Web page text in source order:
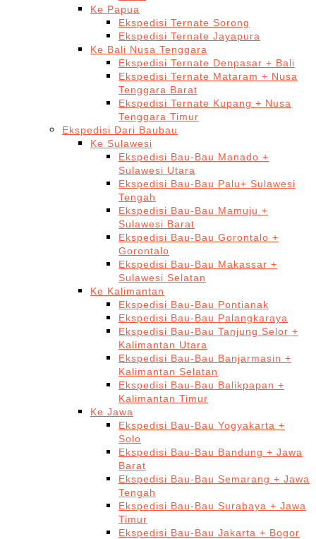
Ke Papua
Ekspedisi Ternate Sorong
Ekspedisi Ternate Jayapura
Ke Bali Nusa Tenggara
Ekspedisi Ternate Denpasar + Bali
Ekspedisi Ternate Mataram + Nusa
Tenggara Barat
Ekspedisi Ternate Kupang + Nusa
Tenggara Timur
Ekspedisi Dari Baubau
Ke Sulawesi
Ekspedisi Bau-Bau Manado +
Sulawesi Utara
Ekspedisi Bau-Bau Palu+ Sulawesi
Tengah
Ekspedisi Bau-Bau Mamuju +
Sulawesi Barat
Ekspedisi Bau-Bau Gorontalo +
Gorontalo
Ekspedisi Bau-Bau Makassar +
Sulawesi Selatan
Ke Kalimantan
Ekspedisi Bau-Bau Pontianak
Ekspedisi Bau-Bau Palangkaraya
Ekspedisi Bau-Bau Tanjung Selor +
Kalimantan Utara
Ekspedisi Bau-Bau Banjarmasin +
Kalimantan Selatan
Ekspedisi Bau-Bau Balikpapan +
Kalimantan Timur
Ke Jawa
Ekspedisi Bau-Bau Yogyakarta +
Solo
Ekspedisi Bau-Bau Bandung + Jawa
Barat
Ekspedisi Bau-Bau Semarang + Jawa
Tengah
Ekspedisi Bau-Bau Surabaya + Jawa
Timur
Ekspedisi Bau-Bau Jakarta + Bogor